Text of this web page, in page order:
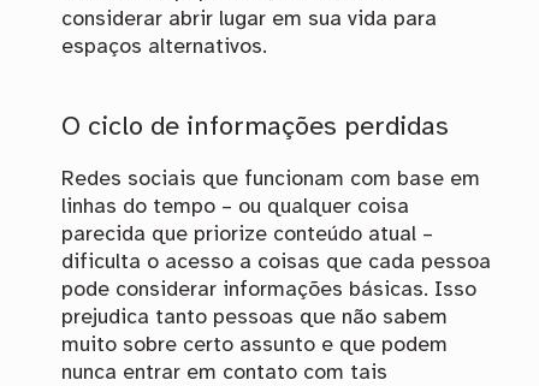
considerar abrir lugar em sua vida para
espaços alternativos.
O ciclo de informações perdidas
Redes sociais que funcionam com base em
linhas do tempo – ou qualquer coisa
parecida que priorize conteúdo atual –
dificulta o acesso a coisas que cada pessoa
pode considerar informações básicas. Isso
prejudica tanto pessoas que não sabem
muito sobre certo assunto e que podem
nunca entrar em contato com tais